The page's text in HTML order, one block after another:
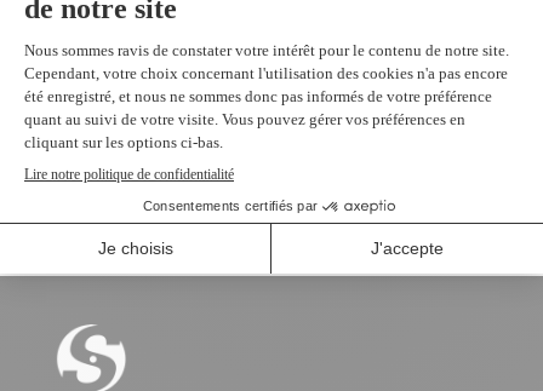
100$ CAD et plus avant taxes.
Profitez d'un rabais à l'achat de 2
produits identiques et plus.